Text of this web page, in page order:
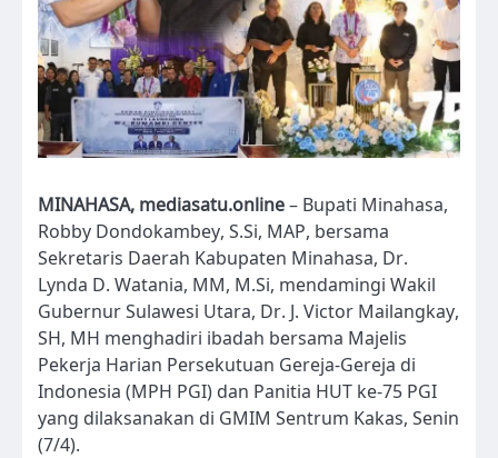
MINAHASA, mediasatu.online– Bupati Minahasa,
Robby Dondokambey, S.Si, MAP, bersama
Sekretaris Daerah Kabupaten Minahasa, Dr.
Lynda D. Watania, MM, M.Si, mendamingi Wakil
Gubernur Sulawesi Utara, Dr. J. Victor Mailangkay,
SH, MH menghadiri ibadah bersama Majelis
Pekerja Harian Persekutuan Gereja-Gereja di
Indonesia (MPH PGI) dan Panitia HUT ke-75 PGI
yang dilaksanakan di GMIM Sentrum Kakas, Senin
(7/4).